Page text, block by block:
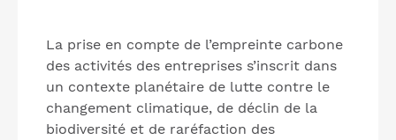
La prise en compte de l’empreinte carbone
des activités des entreprises s’inscrit dans
un contexte planétaire de lutte contre le
changement climatique, de déclin de la
biodiversité et de raréfaction des